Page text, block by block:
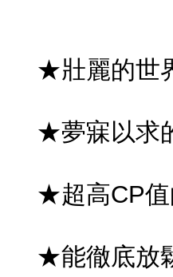
★壯麗的世
★夢寐以求
★超高CP值
★能徹底放鬆